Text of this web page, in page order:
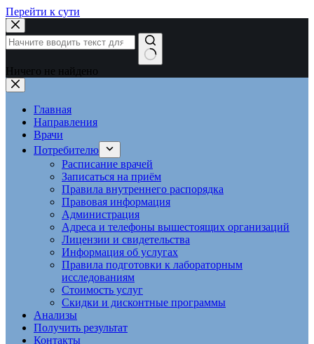
Перейти к сути
Ничего не найдено
Главная
Направления
Врачи
Потребителю
Расписание врачей
Записаться на приём
Правила внутреннего распорядка
Правовая информация
Администрация
Адреса и телефоны вышестоящих организаций
Лицензии и свидетельства
Информация об услугах
Правила подготовки к лабораторным
исследованиям
Стоимость услуг
Скидки и дисконтные программы
Анализы
Получить результат
Контакты